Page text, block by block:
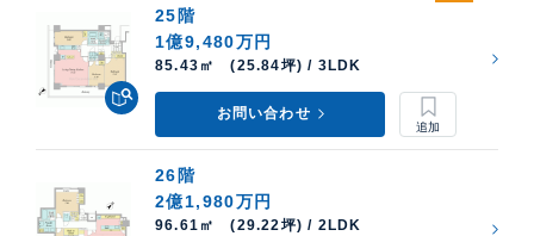
25階
1億9,480万円
85.43㎡ (25.84坪) / 3LDK
お問い合わせ
26階
2億1,980万円
96.61㎡ (29.22坪) / 2LDK